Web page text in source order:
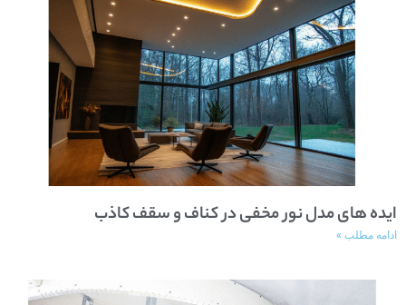
ایده های مدل نور مخفی در کناف و سقف کاذب
ادامه مطلب »